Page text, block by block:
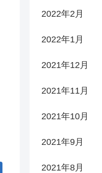
2022年2月
2022年1月
2021年12月
2021年11月
2021年10月
2021年9月
2021年8月